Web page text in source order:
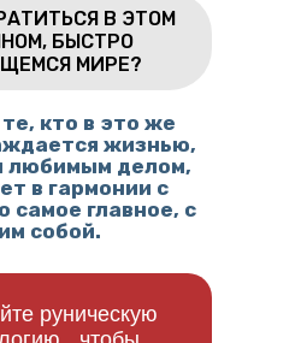
кто в это же
жизнью,
любимым делом,
в гармонии с
самое главное, с
собой.
В ЭТОМ
БЫСТРО
МИРЕ?
руническую